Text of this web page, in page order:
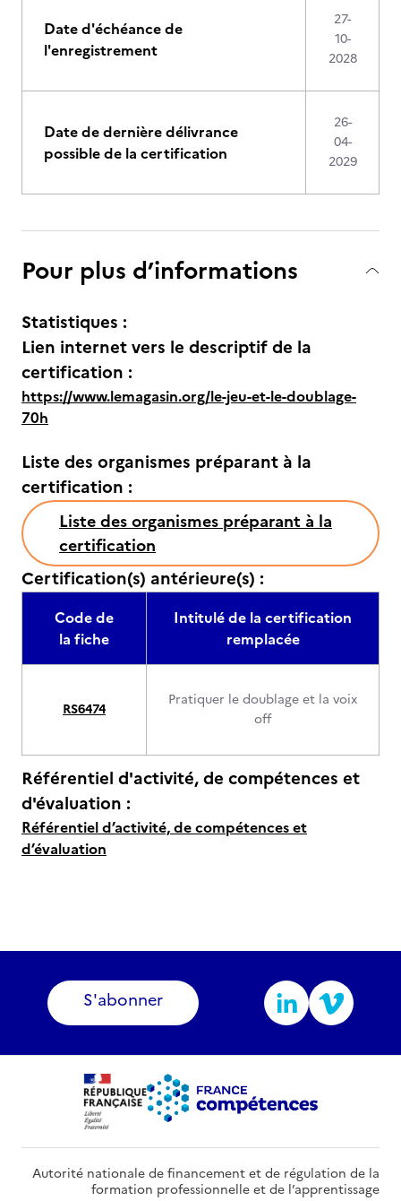
Date d'échéance de
l'enregistrement
27-
10-
2028
Date de dernière délivrance
possible de la certification
26-
04-
2029
Pour plus d’informations
Statistiques :
Lien internet vers le descriptif de la
certification :
https://www.lemagasin.org/le-jeu-et-le-doublage-
70h
Liste des organismes préparant à la
certification :
Liste des organismes préparant à la
certification
Certification(s) antérieure(s) :
Code de
la fiche
Intitulé de la certification
remplacée
RS6474
Pratiquer le doublage et la voix
off
Référentiel d'activité, de compétences et
d'évaluation :
Référentiel d’activité, de compétences et
d’évaluation
S'abonner
Autorité nationale de financement et de régulation de la
formation professionnelle et de l’apprentissage